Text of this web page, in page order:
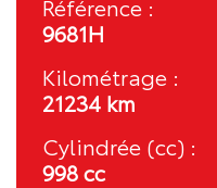
Référence :
9681H
Kilométrage :
21234 km
Cylindrée (cc) :
998 cc